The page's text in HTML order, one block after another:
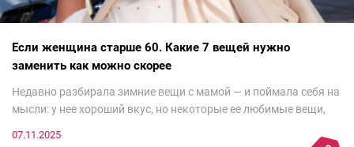
Если женщина старше 60. Какие 7 вещей нужно
заменить как можно скорее
Недавно разбирала зимние вещи с мамой — и поймала себя на
мысли: у нее хороший вкус, но некоторые ее любимые вещи,
07.11.2025